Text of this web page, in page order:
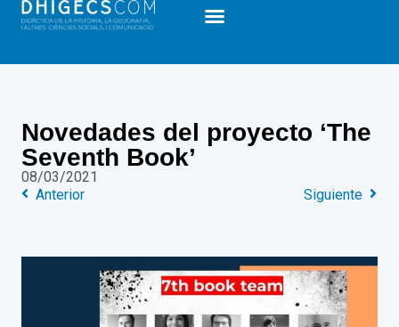
Novedades del proyecto ‘The
Seventh Book’
08/03/2021
Anterior
Siguiente